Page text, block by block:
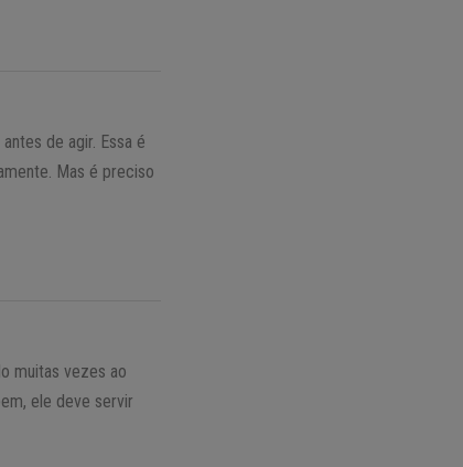
de agir. Essa é
Mas é preciso
muitas vezes ao
ele deve servir